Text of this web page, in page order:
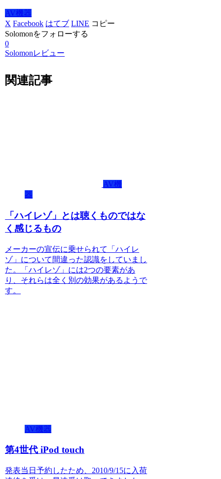
AV機器
X Facebook はてブ LINE コピー
Solomonをフォローする
0
Solomonレビュー
関連記事
AV機
器
「ハイレゾ」とは聴くものではな
く感じるもの
メーカーの宣伝に乗せられて「ハイレ
ゾ」について間違った認識をしていまし
た。「ハイレゾ」には2つの要素があ
り、それらは全く別の効果があるようで
す。
AV機器
第4世代 iPod touch
発表当日予約したため、2010/9/15に入荷